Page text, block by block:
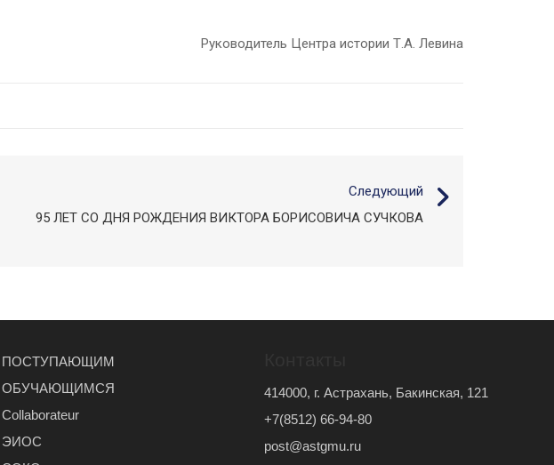
Руководитель Центра истории Т.А. Левина
Следующий
95 ЛЕТ СО ДНЯ РОЖДЕНИЯ ВИКТОРА БОРИСОВИЧА СУЧКОВА
ПОСТУПАЮЩИМ
ОБУЧАЮЩИМСЯ
Сollaborateur
ЭИОС
414000, г. Астрахань, Бакинская, 121
+7(8512) 66-94-80
post@astgmu.ru